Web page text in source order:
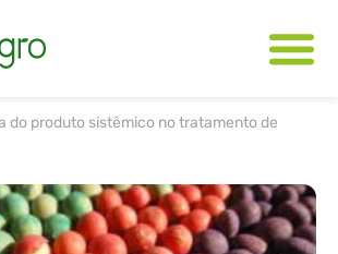
do produto sistêmico no tratamento de